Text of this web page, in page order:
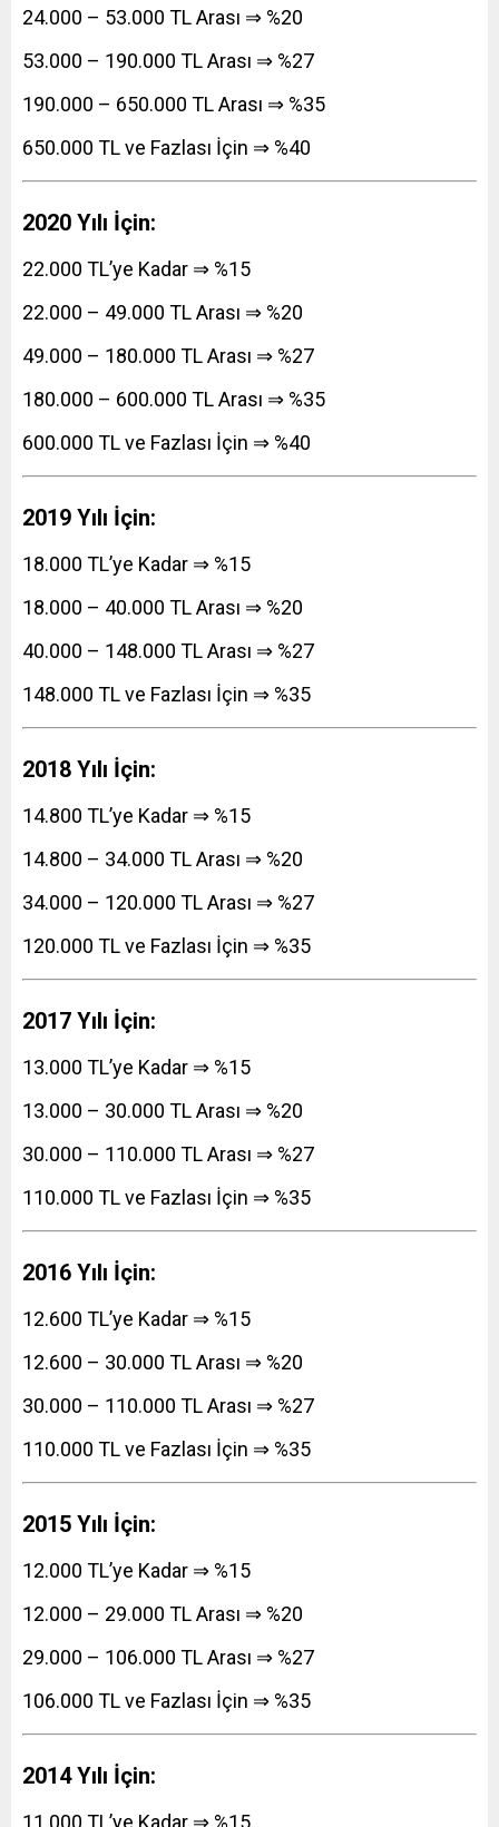
24.000 – 53.000 TL Arası ⇒ %20
53.000 – 190.000 TL Arası ⇒ %27
190.000 – 650.000 TL Arası ⇒ %35
650.000 TL ve Fazlası İçin ⇒ %40
2020 Yılı İçin:
22.000 TL’ye Kadar ⇒ %15
22.000 – 49.000 TL Arası ⇒ %20
49.000 – 180.000 TL Arası ⇒ %27
180.000 – 600.000 TL Arası ⇒ %35
600.000 TL ve Fazlası İçin ⇒ %40
2019 Yılı İçin:
18.000 TL’ye Kadar ⇒ %15
18.000 – 40.000 TL Arası ⇒ %20
40.000 – 148.000 TL Arası ⇒ %27
148.000 TL ve Fazlası İçin ⇒ %35
2018 Yılı İçin:
14.800 TL’ye Kadar ⇒ %15
14.800 – 34.000 TL Arası ⇒ %20
34.000 – 120.000 TL Arası ⇒ %27
120.000 TL ve Fazlası İçin ⇒ %35
2017 Yılı İçin:
13.000 TL’ye Kadar ⇒ %15
13.000 – 30.000 TL Arası ⇒ %20
30.000 – 110.000 TL Arası ⇒ %27
110.000 TL ve Fazlası İçin ⇒ %35
2016 Yılı İçin:
12.600 TL’ye Kadar ⇒ %15
12.600 – 30.000 TL Arası ⇒ %20
30.000 – 110.000 TL Arası ⇒ %27
110.000 TL ve Fazlası İçin ⇒ %35
2015 Yılı İçin:
12.000 TL’ye Kadar ⇒ %15
12.000 – 29.000 TL Arası ⇒ %20
29.000 – 106.000 TL Arası ⇒ %27
106.000 TL ve Fazlası İçin ⇒ %35
2014 Yılı İçin:
11.000 TL’ye Kadar ⇒ %15